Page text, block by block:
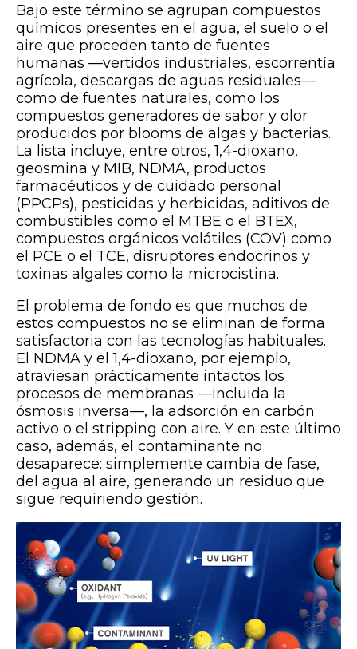
Bajo este término se agrupan compuestos
químicos presentes en el agua, el suelo o el
aire que proceden tanto de fuentes
humanas —vertidos industriales, escorrentía
agrícola, descargas de aguas residuales—
como de fuentes naturales, como los
compuestos generadores de sabor y olor
producidos por blooms de algas y bacterias.
La lista incluye, entre otros, 1,4-dioxano,
geosmina y MIB, NDMA, productos
farmacéuticos y de cuidado personal
(PPCPs), pesticidas y herbicidas, aditivos de
combustibles como el MTBE o el BTEX,
compuestos orgánicos volátiles (COV) como
el PCE o el TCE, disruptores endocrinos y
toxinas algales como la microcistina.
El problema de fondo es que muchos de
estos compuestos no se eliminan de forma
satisfactoria con las tecnologías habituales.
El NDMA y el 1,4-dioxano, por ejemplo,
atraviesan prácticamente intactos los
procesos de membranas —incluida la
ósmosis inversa—, la adsorción en carbón
activo o el stripping con aire. Y en este último
caso, además, el contaminante no
desaparece: simplemente cambia de fase,
del agua al aire, generando un residuo que
sigue requiriendo gestión.